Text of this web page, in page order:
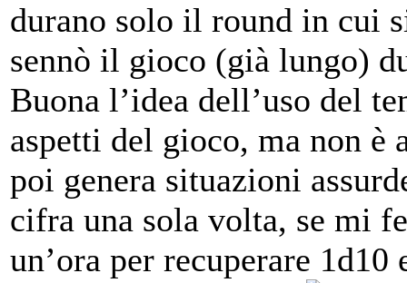
durano solo il round in cui
sennò il gioco (già lungo)
Buona l’idea dell’uso del
aspetti del gioco, ma non è
poi genera situazioni
cifra una sola volta, se mi
un’ora per recuperare